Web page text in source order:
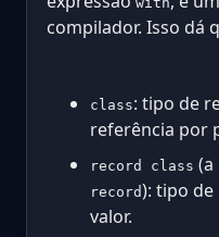
compilador. Isso dá
class: tipo de
referência por
record class (a
record): tipo
valor.